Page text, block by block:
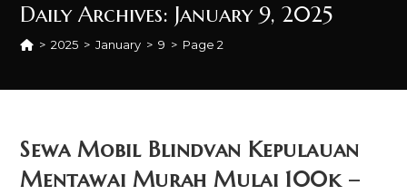
Daily Archives: January 9, 2025
> 2025 > January > 9 > Page 2
Sewa Mobil Blindvan Kepulauan
Mentawai Murah Mulai 100k –